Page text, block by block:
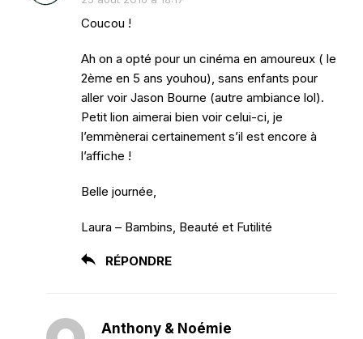
Coucou !
Ah on a opté pour un cinéma en amoureux ( le
2ème en 5 ans youhou), sans enfants pour
aller voir Jason Bourne (autre ambiance lol).
Petit lion aimerai bien voir celui-ci, je
l’emmènerai certainement s’il est encore à
l’affiche !
Belle journée,
Laura – Bambins, Beauté et Futilité
RÉPONDRE
Anthony & Noémie